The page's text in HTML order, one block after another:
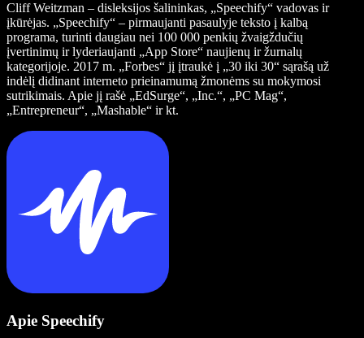
Cliff Weitzman – disleksijos šalininkas, „Speechify“ vadovas ir
įkūrėjas. „Speechify“ – pirmaujanti pasaulyje teksto į kalbą
programa, turinti daugiau nei 100 000 penkių žvaigždučių
įvertinimų ir lyderiaujanti „App Store“ naujienų ir žurnalų
kategorijoje. 2017 m. „Forbes“ jį įtraukė į „30 iki 30“ sąrašą už
indėlį didinant interneto prieinamumą žmonėms su mokymosi
sutrikimais. Apie jį rašė „EdSurge“, „Inc.“, „PC Mag“,
„Entrepreneur“, „Mashable“ ir kt.
Apie Speechify